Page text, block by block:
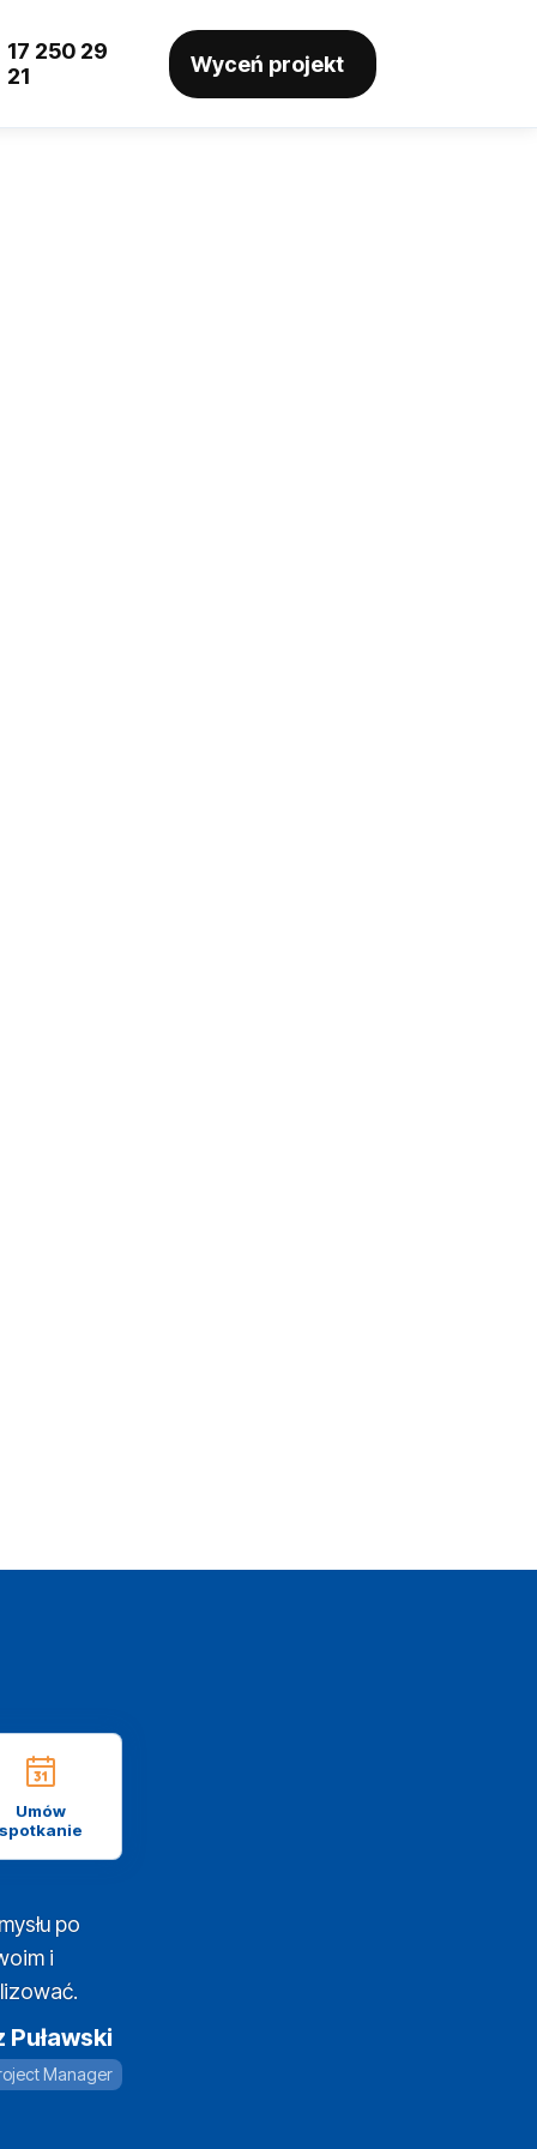
17 250 29
21
Wyceń projekt
Umów
spotkanie
po
i
Puławski
Manager